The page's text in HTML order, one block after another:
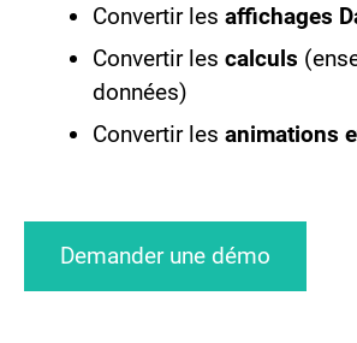
Convertir les affichages
Convertir les calculs
données)
Convertir les animations
Demander une démo